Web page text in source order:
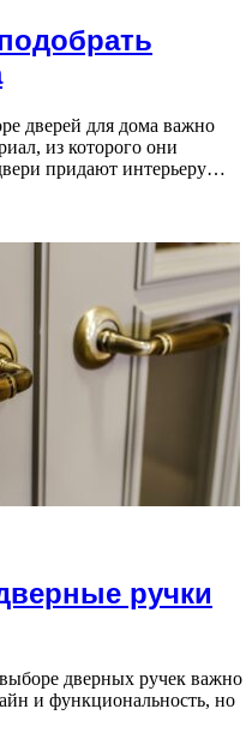
дверей для дома важно
из которого они
придают интерьеру…
ручки
дверных ручек важно
и функциональность, но